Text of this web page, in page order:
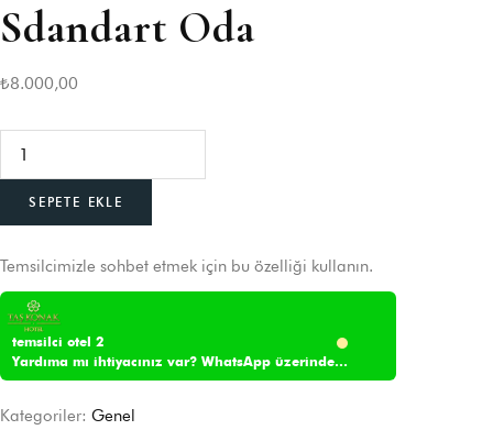
Sdandart Oda
₺8.000,00
SEPETE EKLE
Temsilcimizle sohbet etmek için bu özelliği kullanın.
temsilci otel 2
Yardıma mı ihtiyacınız var? WhatsApp üzerinden bize yazın
Kategoriler: Genel